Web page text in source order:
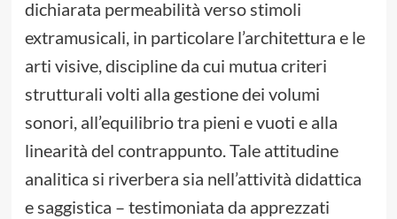
dichiarata permeabilità verso stimoli
extramusicali, in particolare l’architettura e le
arti visive, discipline da cui mutua criteri
strutturali volti alla gestione dei volumi
sonori, all’equilibrio tra pieni e vuoti e alla
linearità del contrappunto. Tale attitudine
analitica si riverbera sia nell’attività didattica
e saggistica – testimoniata da apprezzati